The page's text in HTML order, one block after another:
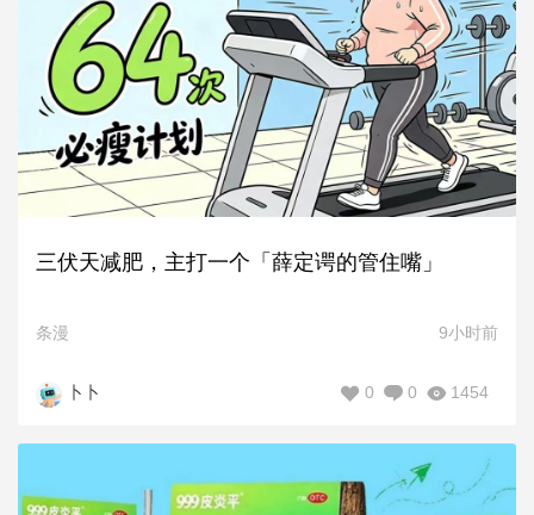
三伏天减肥，主打一个「薛定谔的管住嘴」
条漫 9小时前
卜卜 1454
0
0